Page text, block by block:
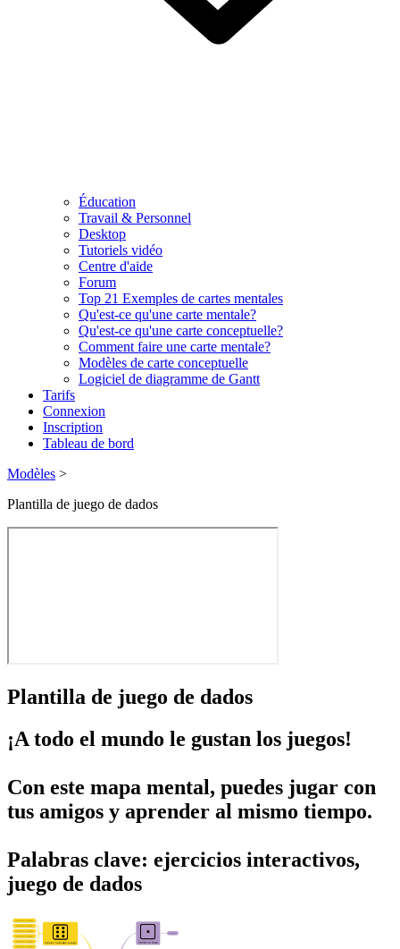
Éducation
Travail & Personnel
Desktop
Tutoriels vidéo
Centre d'aide
Forum
Top 21 Exemples de cartes mentales
Qu'est-ce qu'une carte mentale?
Qu'est-ce qu'une carte conceptuelle?
Comment faire une carte mentale?
Modèles de carte conceptuelle
Logiciel de diagramme de Gantt
Tarifs
Connexion
Inscription
Tableau de bord
Modèles >
Plantilla de juego de dados
Plantilla de juego de dados
¡A todo el mundo le gustan los juegos!
Con este mapa mental, puedes jugar con
tus amigos y aprender al mismo tiempo.
Palabras clave: ejercicios interactivos,
juego de dados